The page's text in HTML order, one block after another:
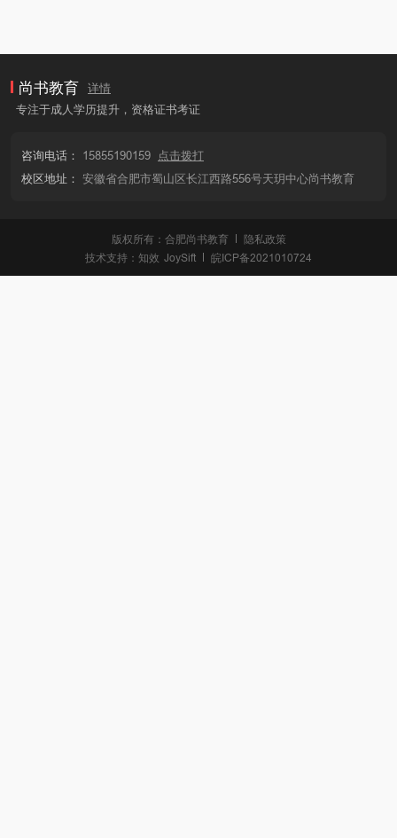
尚书教育
详情
专注于成人学历提升，资格证书考证
咨询电话： 15855190159
点击拨打
校区地址： 安徽省合肥市蜀山区长江西路556号天玥中心尚书教育
版权所有：合肥尚书教育
隐私政策
技术支持： 知效 JoySift 皖ICP备2021010724